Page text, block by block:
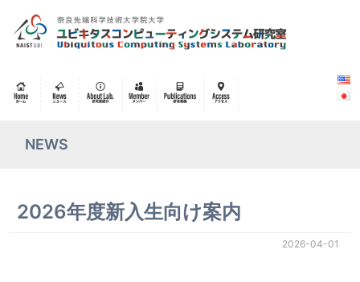
NEWS
2026年度新入生向け案内
2026-04-01